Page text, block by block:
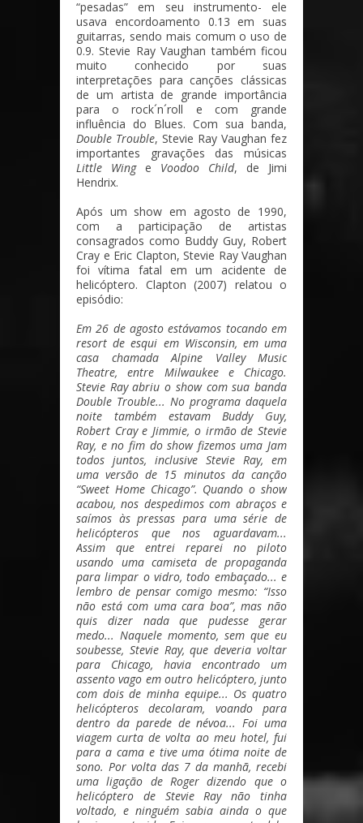
“pesadas” em seu instrumento- ele
usava encordoamento 0.13 em suas
guitarras, sendo mais comum o uso de
0.9. Stevie Ray Vaughan também ficou
muito conhecido por suas
interpretações para canções clássicas
de um artista de grande importância
para o rock´n´roll e com grande
influência do Blues. Com sua banda,
Double Trouble, Stevie Ray Vaughan fez
importantes gravações das músicas
Little Winge Voodoo Child, de Jimi
Hendrix.
Após um show em agosto de 1990,
com a participação de artistas
consagrados como Buddy Guy, Robert
Cray e Eric Clapton, Stevie Ray Vaughan
foi vítima fatal em um acidente de
helicóptero. Clapton (2007) relatou o
episódio:
Em 26 de agosto estávamos tocando em
resort de esqui em Wisconsin, em uma
casa chamada Alpine Valley Music
Theatre, entre Milwaukee e Chicago.
Stevie Ray abriu o show com sua banda
Double Trouble... No programa daquela
noite também estavam Buddy Guy,
Robert Cray e Jimmie, o irmão de Stevie
Ray, e no fim do show fizemos uma Jam
todos juntos, inclusive Stevie Ray, em
uma versão de 15 minutos da canção
“Sweet Home Chicago”. Quando o show
acabou, nos despedimos com abraços e
saímos às pressas para uma série de
helicópteros que nos aguardavam...
Assim que entrei reparei no piloto
usando uma camiseta de propaganda
para limpar o vidro, todo embaçado... e
lembro de pensar comigo mesmo: “Isso
não está com uma cara boa”, mas não
quis dizer nada que pudesse gerar
medo... Naquele momento, sem que eu
soubesse, Stevie Ray, que deveria voltar
para Chicago, havia encontrado um
assento vago em outro helicóptero, junto
com dois de minha equipe... Os quatro
helicópteros decolaram, voando para
dentro da parede de névoa... Foi uma
viagem curta de volta ao meu hotel, fui
para a cama e tive uma ótima noite de
sono. Por volta das 7 da manhã, recebi
uma ligação de Roger dizendo que o
helicóptero de Stevie Ray não tinha
voltado, e ninguém sabia ainda o que